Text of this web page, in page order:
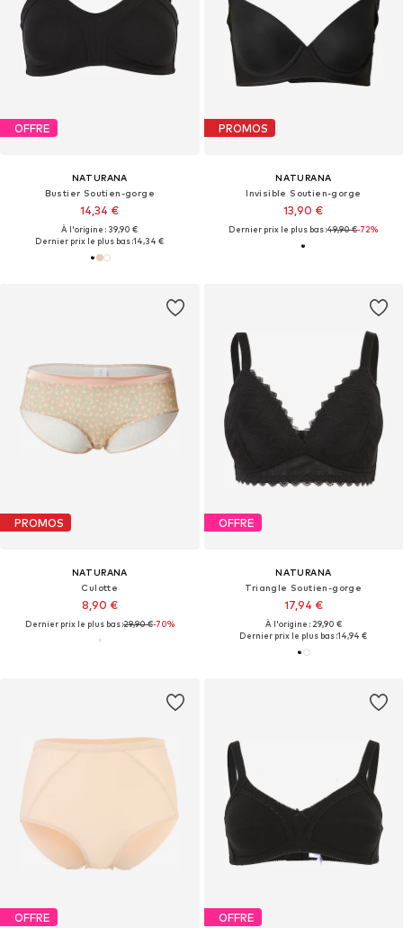
OFFRE
NATURANA
Bustier Soutien-gorge
14,34 €
À l'origine : 39,90 €
Dernier prix le plus bas :14,34 €
PROMOS
NATURANA
Invisible Soutien-gorge
13,90 €
Dernier prix le plus bas :49,90 €-72%
PROMOS
NATURANA
Culotte
8,90 €
Dernier prix le plus bas :29,90 €-70%
OFFRE
NATURANA
Triangle Soutien-gorge
17,94 €
À l'origine : 29,90 €
Dernier prix le plus bas :14,94 €
OFFRE OFFRE